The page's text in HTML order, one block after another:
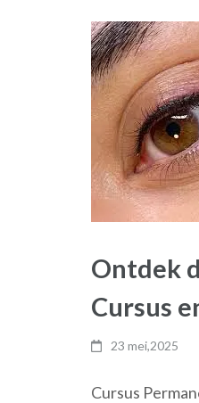
Ontdek
Cursus
23 mei,2025
Cursus